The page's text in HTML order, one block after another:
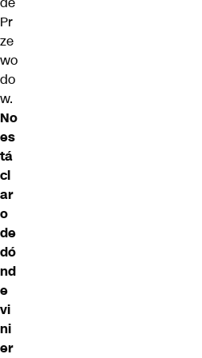
Pr
ze
wo
do
w.
No
es
tá
cl
ar
o
de
dó
nd
e
vi
ni
er